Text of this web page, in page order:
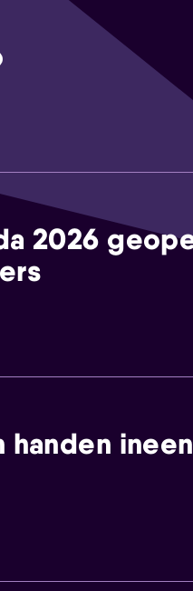
2026
handen ineen